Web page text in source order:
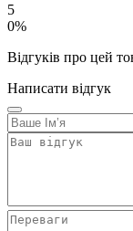
5
0%
Відгуків про цей
Написати відгук